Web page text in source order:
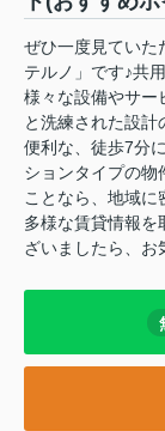
ぜひ一度見ていた
テルノ」です♪共
様々な設備やサー
と洗練された設計
便利な、徒歩7分
ションタイプの物
ことなら、地域に
多様な賃貸情報を
ざいましたら、お